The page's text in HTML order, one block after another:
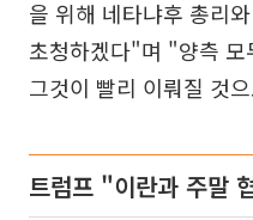
을 위해 네타냐후 총리
초청하겠다"며 "양측 모
그것이 빨리 이뤄질 것
트럼프 "이란과 주말